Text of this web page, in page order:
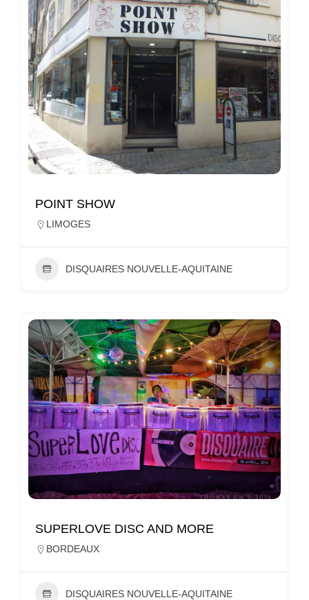
POINT SHOW
LIMOGES
DISQUAIRES NOUVELLE-AQUITAINE
SUPERLOVE DISC AND MORE
BORDEAUX
DISQUAIRES NOUVELLE-AQUITAINE